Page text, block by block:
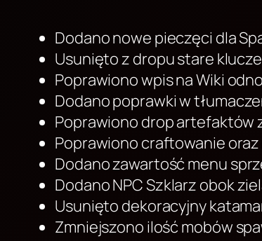
Dodano nowe pieczęci dla
Usunięto z dropu stare
Poprawiono wpis na Wiki
Dodano poprawki w
Poprawiono drop artefaktów
Poprawiono craftowanie
Dodano zawartość menu
Dodano NPC Szklarz obok
Usunięto dekoracyjny
Zmniejszono ilość mobów